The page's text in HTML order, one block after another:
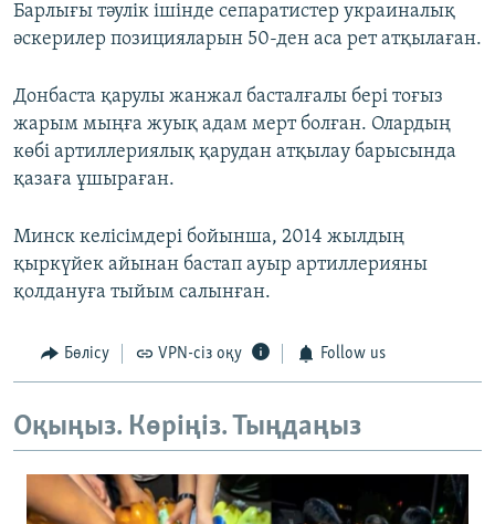
Барлығы тәулік ішінде сепаратистер украиналық
әскерилер позицияларын 50-ден аса рет атқылаған.
Донбаста қарулы жанжал басталғалы бері тоғыз
жарым мыңға жуық адам мерт болған. Олардың
көбі артиллериялық қарудан атқылау барысында
қазаға ұшыраған.
Минск келісімдері бойынша, 2014 жылдың
қыркүйек айынан бастап ауыр артиллерияны
қолдануға тыйым салынған.
Бөлісу VPN-сіз оқу Follow us
Оқыңыз. Көріңіз. Тыңдаңыз